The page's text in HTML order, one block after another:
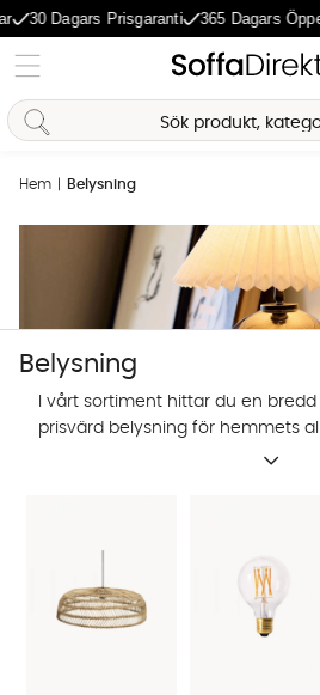
Dagars Prisgaranti 365 Dagars Öppet
Hem Belysning
Belysning
I vårt sortiment hittar du en
prisvärd belysning för hemmets
designbelysning från utvalda